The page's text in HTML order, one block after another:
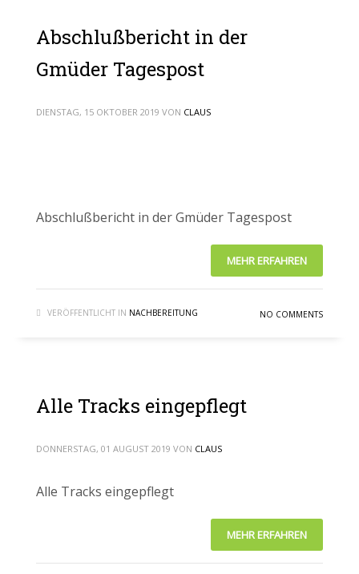
Abschlußbericht in der
Gmüder Tagespost
DIENSTAG, 15 OKTOBER 2019 VON CLAUS
Abschlußbericht in der Gmüder Tagespost
MEHR ERFAHREN
VERÖFFENTLICHT IN NACHBEREITUNG NO COMMENTS
Alle Tracks eingepflegt
DONNERSTAG, 01 AUGUST 2019 VON CLAUS
Alle Tracks eingepflegt
MEHR ERFAHREN